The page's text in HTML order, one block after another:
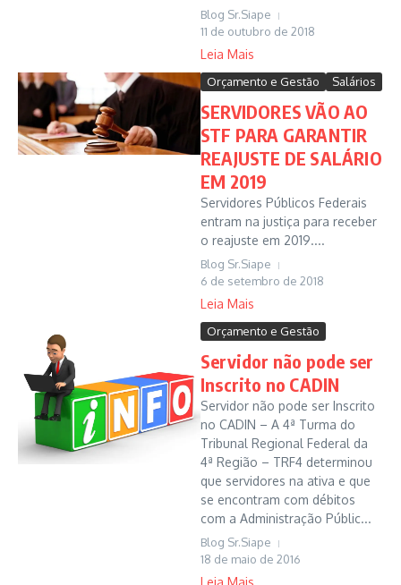
Blog Sr.Siape
11 de outubro de 2018
Leia Mais
Orçamento e Gestão Salários
SERVIDORES VÃO AO
STF PARA GARANTIR
REAJUSTE DE SALÁRIO
EM 2019
Servidores Públicos Federais
entram na justiça para receber
o reajuste em 2019....
Blog Sr.Siape
6 de setembro de 2018
Leia Mais
Orçamento e Gestão
Servidor não pode ser
Inscrito no CADIN
Servidor não pode ser Inscrito
no CADIN – A 4ª Turma do
Tribunal Regional Federal da
4ª Região – TRF4 determinou
que servidores na ativa e que
se encontram com débitos
com a Administração Públic...
Blog Sr.Siape
18 de maio de 2016
Leia Mais